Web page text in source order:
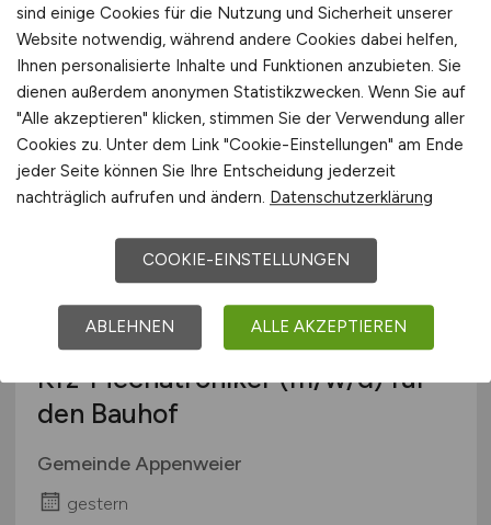
aluplast GmbH
gestern
Karlsruhe
Kfz-Mechatroniker(m/w/d)für
den Bauhof
Gemeinde Appenweier
gestern
sind einige Cookies für die Nutzung und Sicherheit unserer
Website notwendig, während andere Cookies dabei helfen,
Ihnen personalisierte Inhalte und Funktionen anzubieten. Sie
dienen außerdem anonymen Statistikzwecken. Wenn Sie auf
"Alle akzeptieren" klicken, stimmen Sie der Verwendung aller
Cookies zu. Unter dem Link "Cookie-Einstellungen" am Ende
jeder Seite können Sie Ihre Entscheidung jederzeit
nachträglich aufrufen und ändern. Datenschutzerklärung
COOKIE-EINSTELLUNGEN
ABLEHNEN ALLE AKZEPTIEREN